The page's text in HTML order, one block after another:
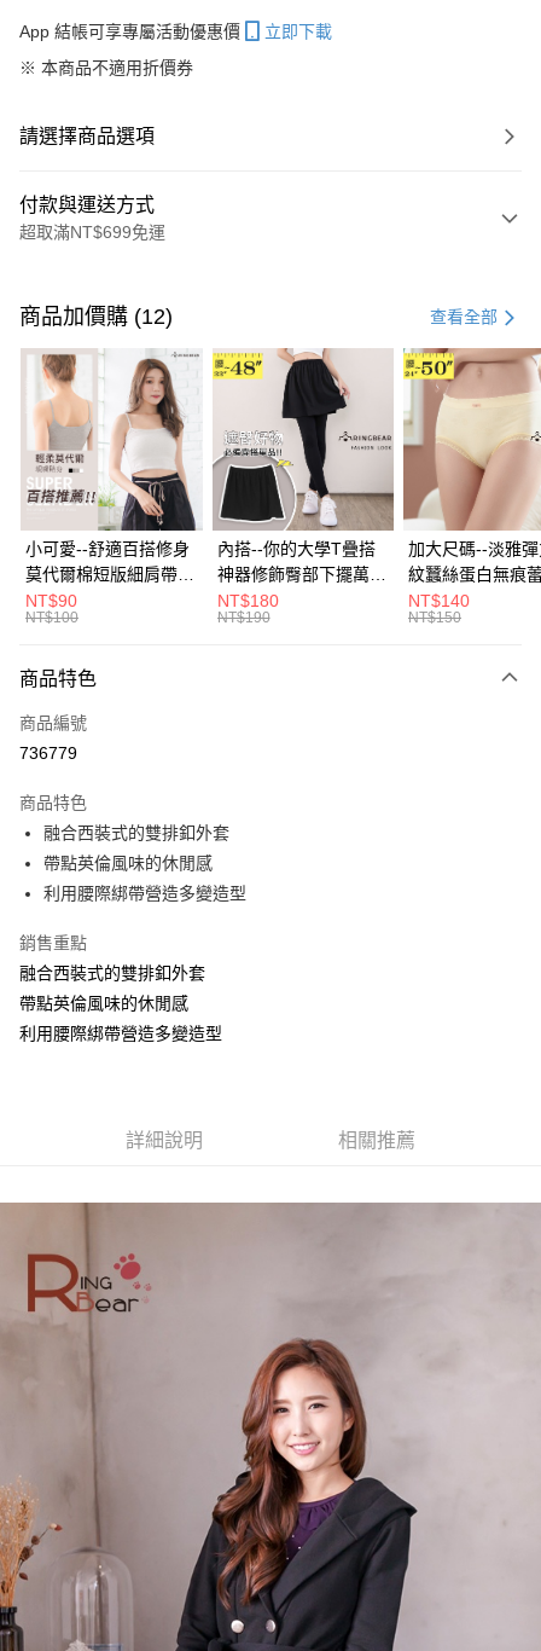
App 結帳可享專屬活動優惠價
立即下載
※ 本商品不適用折價券
請選擇商品選項
付款與運送方式
超取滿NT$699免運
信用卡一次付款
超商取貨付款
LINE Pay
Apple Pay
街口支付
悠遊付
Google Pay
全盈+PAY
大哥付你分期
【大哥付你分期使用說明】
1.本服務由台灣大哥大提供，台灣大哥大用戶可立即使用無須另外申請。
流程，驗證手機門號後，選擇欲分期的期數、繳款截止日，確認付款後即完
成交易。
3.實際核准額度、可分期數及費用金額請依後續交易確認頁面所載為準。
4.訂單成立30分鐘內，如未前往確認交易或遇審核未通過，訂單將自動取
法說明評估內容。
1.分期款項不併入電信帳單，「大哥付你分期」於每月結算日後寄送繳費提
醒簡訊。
帳／街口支付／iPASS MONEY」等通路繳費。
2.基於同意付款使用「大哥付你分期」之契約關係目的，商店將以您的個人
3.完整用戶服務條款，請詳閱以下連結：https://oppay.tw/userRule
AFTEE先享後付
【關於「AFTEE先享後付」】
AFTEE先享後付是「在收到商品之後才付款」的支付方式。 讓您購物簡單
便利好安心！
１．簡單：不需註冊會員、不需綁卡、不需儲值。
２．便利：只要手機號碼，簡訊認證，即可結帳。
【「AFTEE先享後付」結帳流程】
１．於結帳方式選擇「AFTEE先享後付」後，將跳轉至「AFTEE先享後付」
結帳頁面，進行簡訊認證並確認金額後，即可完成結帳。
３．收到繳費通知簡訊後14天內，點擊此簡訊中的連結，可透過四大超商／
後付繳納相關費用。
※ 交易是否成功請以「AFTEE先享後付 」之結帳頁面顯示為準，若有關於
１．透過由恩沛科技股份有限公司提供之「AFTEE先享後付」服務完成之交
易，需依本服務之必要範圍內提供個人資料，並將交易相關給付款項請求債
權轉讓予恩沛科技股份有限公司。
２．關於個人資料處理事宜，請瀏覽以下網址：
３．未成年的使用者請事先徵得法定代理人或監護人之同意方可使用
「AFTEE先享後付」，若未經同意申辦者引起之損失，本公司不負相關責
４．使用「AFTEE先享後付」時，將依據個別帳號之用戶狀況，依本公司即
時審查核予不同之上限額度；若仍有額度不足之情形，本公司將視審查結果
５．嚴禁一人註冊多個帳號或使用他人資訊註冊。若發現惡意使用之情形，
恩沛科技股份有限公司將有權停止該用戶之使用額度並採取法律行動。
ATM付款
每筆NT$70，滿NT$699(含以上)免運費
付款後全家取貨
每筆NT$70，滿NT$699(含以上)免運費
付款後7-11取貨
每筆NT$100，滿NT$1,000(含以上)免運費
商品加價購 (12) 查看全部
小可愛--舒適百搭修身
莫代爾棉短版細肩帶素
色背心(白.黑.灰L-2L)-
U582眼圈熊中大尺碼
NT$90
NT$100
內搭--你的大學T疊搭
神器修飾臀部下擺萬用
內搭裙/遮臀裙(黑2L-
6L)-Q155眼圈熊中大
NT$180
NT$190
加大尺碼--淡雅
紋蠶絲蛋白無痕
角內褲(白.粉.藍.
3L)-L28眼圈熊中
NT$140
NT$150
商品特色
商品編號
736779
商品特色
融合西裝式的雙排釦外套
帶點英倫風味的休閒感
利用腰際綁帶營造多變造型
銷售重點
融合西裝式的雙排釦外套
帶點英倫風味的休閒感
利用腰際綁帶營造多變造型
詳細說明 相關推薦